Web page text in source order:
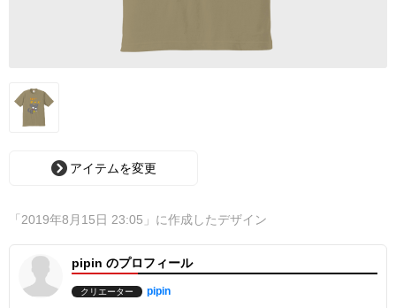
アイテムを変更
「2019年8月15日 23:05」に作成したデザイン
pipin のプロフィール
クリエーター pipin